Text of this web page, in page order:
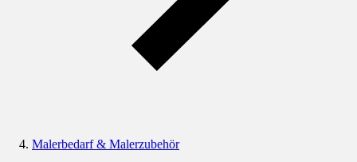
Malerbedarf & Malerzubehör